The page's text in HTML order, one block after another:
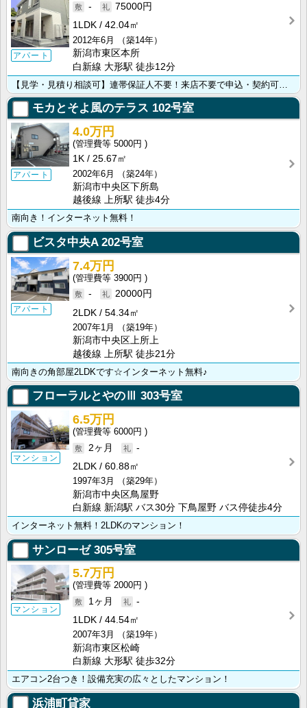
アパート
-
75000円
1LDK
42.04㎡
2012年6月
（築14年）
新潟市東区本所
白新線 大形駅 徒歩12分
モカとそよ風のテラス 102号室
アパート
4.0万円
5000円
1K
25.67㎡
2002年6月
（築24年）
新潟市中央区下所島
越後線 上所駅 徒歩4分
南向き！インターネット無料！
ビスタ中央A202号室
アパート
7.4万円
3900円
-
20000円
2LDK
54.34㎡
2007年1月
（築19年）
新潟市中央区上所上
越後線 上所駅 徒歩21分
南向きの角部屋2LDKです☆インターネット無料♪
フローラルとやのⅢ 303号室
マンション
6.5万円
6000円
2ヶ月
-
2LDK
60.88㎡
1997年3月
（築29年）
新潟市中央区鳥屋野
白新線 新潟駅 バス30分 下鳥屋野 バス停徒歩4分
インターネット無料！2LDKのマンション！
サンローゼ305号室
マンション
5.7万円
2000円
1ヶ月
-
1LDK
44.54㎡
2007年3月
（築19年）
新潟市東区松崎
白新線 大形駅 徒歩32分
エアコン2台つき！設備充実の広々としたマンション！
浜浦町貸家